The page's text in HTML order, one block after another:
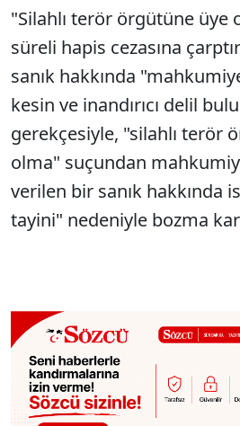
"Silahlı terör örgütüne üye
süreli hapis cezasına
sanık hakkında
kesin ve inandırıcı delil
gerekçesiyle, "silahlı terör
olma" suçundan
verilen bir sanık hakkında
tayini" nedeniyle bozma